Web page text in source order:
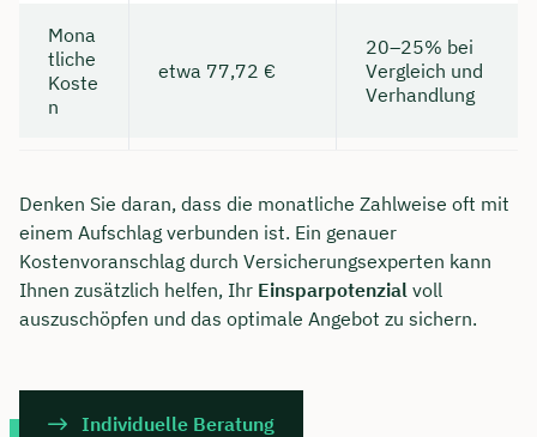
Mona
tliche
Koste
n
etwa 77,72 €
20–25% bei
Vergleich und
Verhandlung
Denken Sie daran, dass die monatliche Zahlweise oft mit
einem Aufschlag verbunden ist. Ein genauer
Kostenvoranschlag durch Versicherungsexperten kann
Ihnen zusätzlich helfen, Ihr Einsparpotenzial voll
auszuschöpfen und das optimale Angebot zu sichern.
Individuelle Beratung